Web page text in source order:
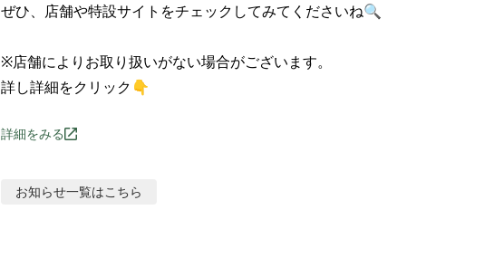
ぜひ、店舗や特設サイトをチェックしてみてくださいね🔍
※店舗によりお取り扱いがない場合がございます。
詳し詳細をクリック👇
詳細をみる
お知らせ一覧はこちら